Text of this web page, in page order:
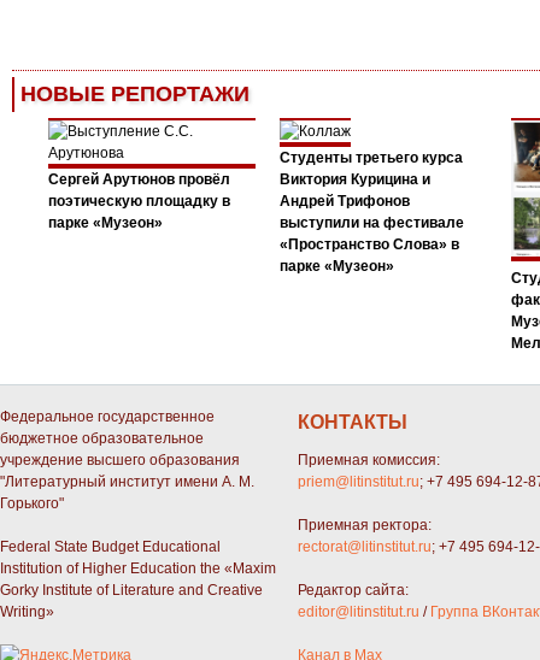
НОВЫЕ РЕПОРТАЖИ
Сергей Арутюнов провёл
поэтическую площадку в
парке «Музеон»
Студенты третьего курса
Виктория Курицина и
Андрей Трифонов
выступили на фестивале
«Пространство Слова» в
парке «Музеон»
Федеральное государственное
бюджетное образовательное
учреждение высшего образования
"Литературный институт имени А. М.
Горького"
Federal State Budget Educational
Institution of Higher Education the «Maxim
Gorky Institute of Literature and Creative
Writing»
КОНТАКТЫ
Приемная комиссия:
priem@litinstitut.ru; +7 495 694-12-
Приемная ректора:
rectorat@litinstitut.ru; +7 495 694-
Редактор сайта:
editor@litinstitut.ru / Группа
Канал в Max